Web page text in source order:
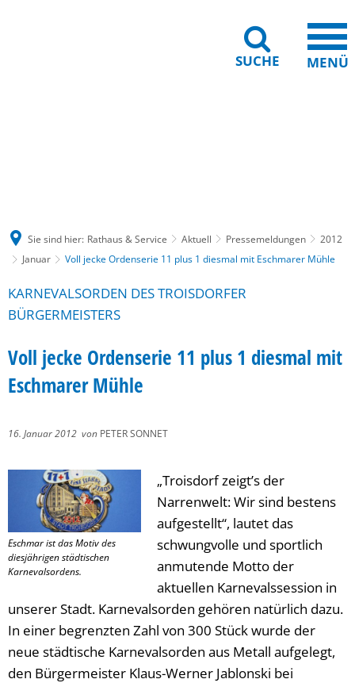
SUCHE MENÜ
Sie sind hier: Rathaus & Service Aktuell Pressemeldungen
2012
Januar
Voll jecke Ordenserie 11 plus 1 diesmal mit Eschmarer Mühle
KARNEVALSORDEN DES TROISDORFER
BÜRGERMEISTERS
Voll jecke Ordenserie 11 plus 1 diesmal mit
Eschmarer Mühle
16. Januar 2012 von PETER SONNET
Eschmar ist das Motiv des
diesjährigen städtischen
Karnevalsordens.
„Troisdorf zeigt’s der
Narrenwelt: Wir sind bestens
aufgestellt“, lautet das
schwungvolle und sportlich
anmutende Motto der
aktuellen Karnevalssession in
unserer Stadt. Karnevalsorden gehören natürlich dazu.
In einer begrenzten Zahl von 300 Stück wurde der
neue städtische Karnevalsorden aus Metall aufgelegt,
den Bürgermeister Klaus-Werner Jablonski bei